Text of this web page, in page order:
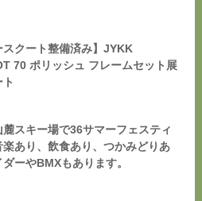
スクート整備済み】JYKK
70 ポリッシュ フレームセット展
スキー場で36サマーフェスティ
あり、飲食あり、つかみどりあ
ーやBMXもあります。